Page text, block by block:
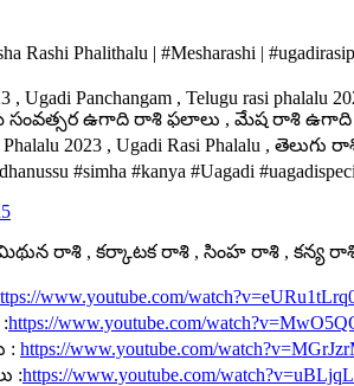
Rashi Phalithalu | #Mesharashi |
, Ugadi Panchangam , Telugu rasi phalalu
సంవత్సర ఉగాది రాశి ఫలాలు , మేష రాశి ఉగాది
2023 , Ugadi Rasi Phalalu , తెలుగు
#simha #kanya #Uagadi
రాశి , కర్కాటక రాశి , సింహ రాశి , కన్య రాశి
www.youtube.com/
https://www.youtube.com/
: https://www.youtube.com/
:https://www.youtube.com/